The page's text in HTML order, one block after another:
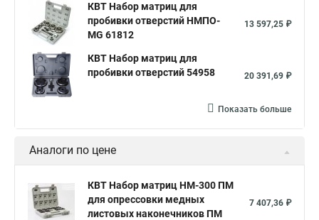
КВТ Набор матриц для
пробивки отверстий НМПО-
MG 61812
13 597,25 ₽
КВТ Набор матриц для
пробивки отверстий 54958
20 391,69 ₽
Показать больше
Аналоги по цене
КВТ Набор матриц НМ-300 ПМ
для опрессовки медных
листовых наконечников ПМ
7 407,36 ₽